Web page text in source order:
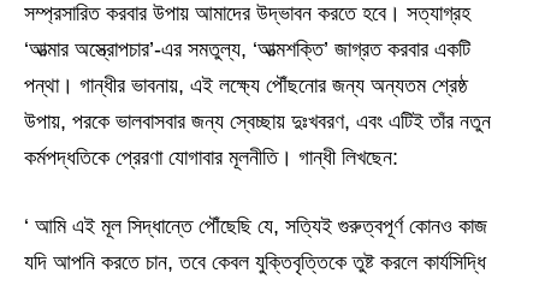
সম্প্রসারিত করবার উপায় আমাদের উদ্ভাবন করতে হবে। সত্যাগ্রহ
‘আত্মার অস্ত্রোপচার’-এর সমতুল্য, ‘আত্মশক্তি’ জাগ্রত করবার একটি
পন্থা। গান্ধীর ভাবনায়, এই লক্ষ্যে পৌঁছনোর জন্য অন্যতম শ্রেষ্ঠ
উপায়, পরকে ভালবাসবার জন্য স্বেচ্ছায় দুঃখবরণ, এবং এটিই তাঁর নতুন
কর্মপদ্ধতিকে প্রেরণা যোগাবার মূলনীতি। গান্ধী লিখছেন:
‘ আমি এই মূল সিদ্ধান্তে পৌঁছেছি যে, সত্যিই গুরুত্বপূর্ণ কোনও কাজ
যদি আপনি করতে চান, তবে কেবল যুক্তিবৃত্তিকে তুষ্ট করলে কার্যসিদ্ধি